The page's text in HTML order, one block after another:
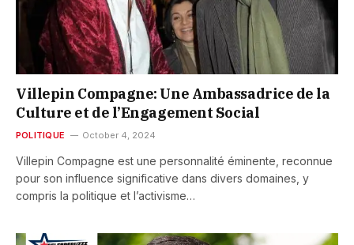
Villepin Compagne: Une Ambassadrice de la
Culture et de l’Engagement Social
POLITIQUE October 4, 2024
Villepin Compagne est une personnalité éminente, reconnue
pour son influence significative dans divers domaines, y
compris la politique et l’activisme…